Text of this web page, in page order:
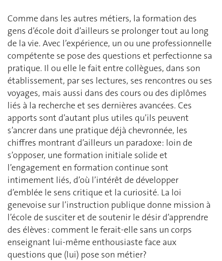
Comme dans les autres métiers, la formation des
gens d’école doit d’ailleurs se prolonger tout au long
de la vie. Avec l’expérience, un ou une professionnelle
compétente se pose des questions et perfectionne sa
pratique. Il ou elle le fait entre collègues, dans son
établissement, par ses lectures, ses rencontres ou ses
voyages, mais aussi dans des cours ou des diplômes
liés à la recherche et ses dernières avancées. Ces
apports sont d’autant plus utiles qu’ils peuvent
s’ancrer dans une pratique déjà chevronnée, les
chiffres montrant d’ailleurs un paradoxe: loin de
s’opposer, une formation initiale solide et
l’engagement en formation continue sont
intimement liés, d’où l’intérêt de développer
d’emblée le sens critique et la curiosité. La loi
genevoise sur l’instruction publique donne mission à
l’école de susciter et de soutenir le désir d’apprendre
des élèves : comment le ferait-elle sans un corps
enseignant lui-même enthousiaste face aux
questions que (lui) pose son métier?